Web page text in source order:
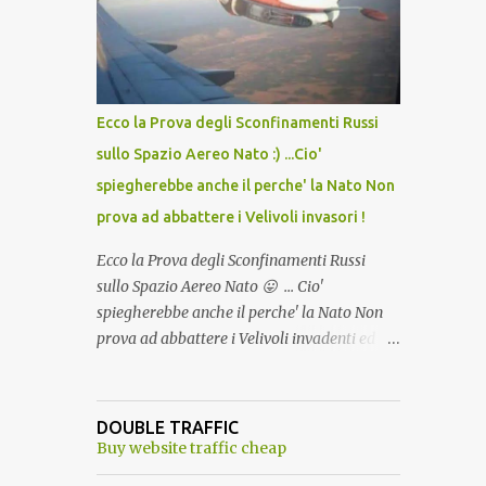
lo scopo della temperatura? Qualcuno a suo
tempo ribattezzo' il Vaccino come: l' Amaro
del Capo, era "spettacolare Ghiacciato, ma
andava bene anche, a Temperatura
Ambiente"! Riproponiamo l'articolo per NON
Ecco la Prova degli Sconfinamenti Russi
sullo Spazio Aereo Nato :) ...Cio'
spiegherebbe anche il perche' la Nato Non
prova ad abbattere i Velivoli invasori !
Ecco la Prova degli Sconfinamenti Russi
sullo Spazio Aereo Nato 😛 ... Cio'
spiegherebbe anche il perche' la Nato Non
prova ad abbattere i Velivoli invadenti ed
alcuna notizia di un'invasione dello spazio
aereo NATO da parte di un robot chiamato
DOUBLE TRAFFIC
Buy website traffic cheap